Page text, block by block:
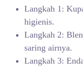
Langkah 1:
higienis.
Langkah 2:
saring airnya.
Langkah 3: